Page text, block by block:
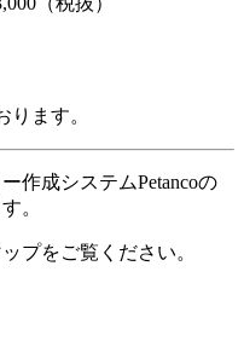
ります。
作成システムPetancoの
。
プをご覧ください。